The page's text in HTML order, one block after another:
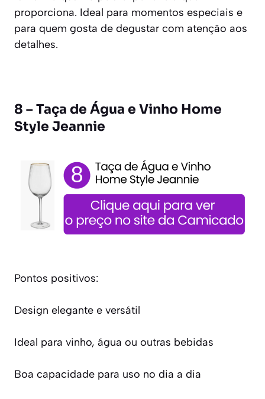
proporciona. Ideal para momentos especiais e
para quem gosta de degustar com atenção aos
detalhes.
8 – Taça de Água e Vinho Home
Style Jeannie
Pontos positivos:
Design elegante e versátil
Ideal para vinho, água ou outras bebidas
Boa capacidade para uso no dia a dia